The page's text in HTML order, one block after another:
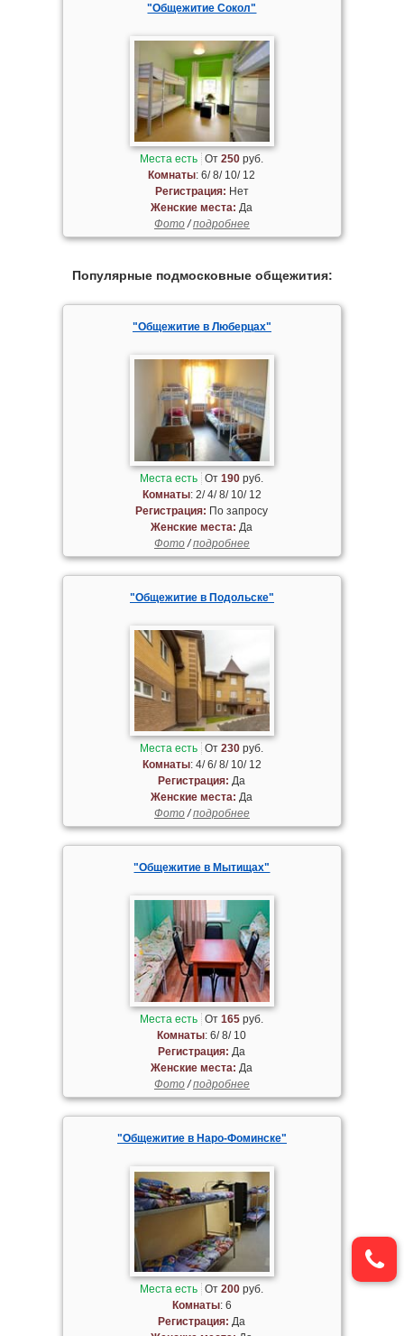
"Общежитие Сокол"
Места есть От250 руб.
Комнаты: 6/ 8/ 10/ 12
Регистрация: Нет
Женские места: Да
Фото/подробнее
Популярные подмосковные общежития:
"Общежитие в Люберцах"
Места есть От190 руб.
Комнаты: 2/ 4/ 8/ 10/ 12
Регистрация: По запросу
Женские места: Да
Фото/подробнее
"Общежитие в Подольске"
Места есть От230 руб.
Комнаты: 4/ 6/ 8/ 10/ 12
Регистрация: Да
Женские места: Да
Фото/подробнее
"Общежитие в Мытищах"
Места есть От165 руб.
Комнаты: 6/ 8/ 10
Регистрация: Да
Женские места: Да
Фото/подробнее
"Общежитие в Наро-Фоминске"
Места есть От200 руб.
Комнаты: 6
Регистрация: Да